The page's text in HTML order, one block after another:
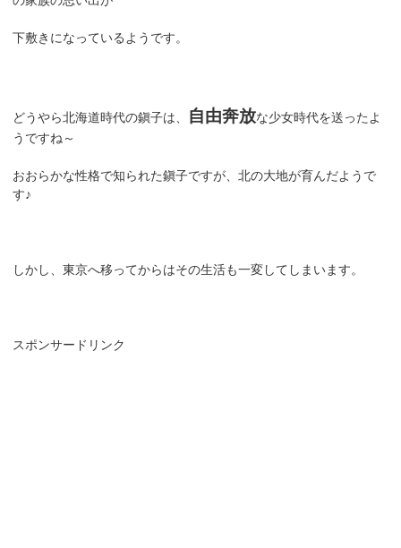
下敷きになっているようです。
どうやら北海道時代の鎭子は、 自由奔放な少女時代を送ったよ
うですね～
おおらかな性格で知られた鎭子ですが、北の大地が育んだようで
す♪
しかし、東京へ移ってからはその生活も一変してしまいます。
スポンサードリンク